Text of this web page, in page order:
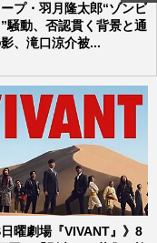
プ・羽月隆太郎“ゾンビ
騒動、否認貫く背景と通
、滝口涼介被...
日曜劇場『VIVANT』》8